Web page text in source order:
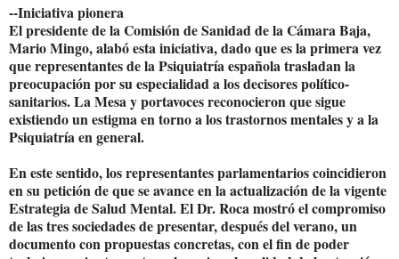
--Iniciativa pionera
El presidente de la Comisión de Sanidad de la Cámara Baja,
Mario Mingo, alabó esta iniciativa, dado que es la primera vez
que representantes de la Psiquiatría española trasladan la
preocupación por su especialidad a los decisores político-
sanitarios. La Mesa y portavoces reconocieron que sigue
existiendo un estigma en torno a los trastornos mentales y a la
Psiquiatría en general.
En este sentido, los representantes parlamentarios coincidieron
en su petición de que se avance en la actualización de la vigente
Estrategia de Salud Mental. El Dr. Roca mostró el compromiso
de las tres sociedades de presentar, después del verano, un
documento con propuestas concretas, con el fin de poder